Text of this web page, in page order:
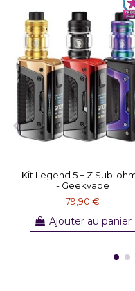
Kit Legend 5 + Z Sub-
- Geekvape
79,90 €
Ajouter au panier